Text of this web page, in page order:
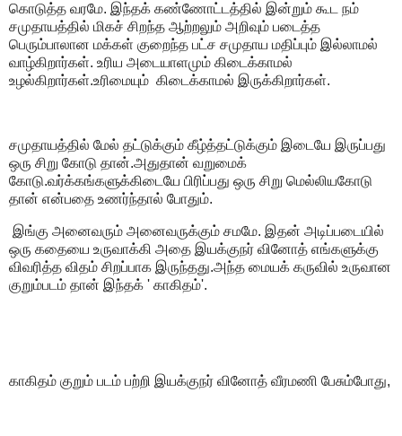
கொடுத்த வரமே. இந்தக் கண்ணோட்டத்தில் இன்றும் கூட நம்
சமுதாயத்தில் மிகச் சிறந்த ஆற்றலும் அறிவும் படைத்த
பெரும்பாலான மக்கள் குறைந்த பட்ச சமுதாய மதிப்பும் இல்லாமல்
வாழ்கிறார்கள். உரிய அடையாளமும் கிடைக்காமல்
உழல்கிறார்கள்.உரிமையும் கிடைக்காமல் இருக்கிறார்கள்.
சமுதாயத்தில் மேல் தட்டுக்கும் கீழ்த்தட்டுக்கும் இடையே இருப்பது
ஒரு சிறு கோடு தான்.அதுதான் வறுமைக்
கோடு.வர்க்கங்களுக்கிடையே பிரிப்பது ஒரு சிறு மெல்லியகோடு
தான் என்பதை உணர்ந்தால் போதும்.
இங்கு அனைவரும் அனைவருக்கும் சமமே. இதன் அடிப்படையில்
ஒரு கதையை உருவாக்கி அதை இயக்குநர் வினோத் எங்களுக்கு
விவரித்த விதம் சிறப்பாக இருந்தது.அந்த மையக் கருவில் உருவான
குறும்படம் தான் இந்தக் ' காகிதம்'.
காகிதம் குறும் படம் பற்றி இயக்குநர் வினோத் வீரமணி பேசும்போது,